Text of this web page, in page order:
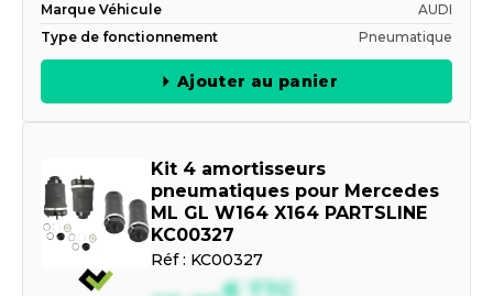
Marque Véhicule
AUDI
Type de fonctionnement
Pneumatique
Ajouter au panier
Kit 4 amortisseurs
pneumatiques pour Mercedes
ML GL W164 X164 PARTSLINE
KC00327
Réf : KC00327
€ TTC